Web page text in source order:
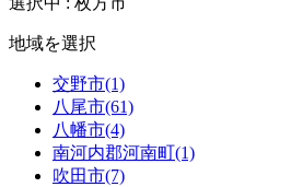
地域を選択
交野市(1)
八尾市(61)
八幡市(4)
南河内郡河南町(1)
吹田市(7)